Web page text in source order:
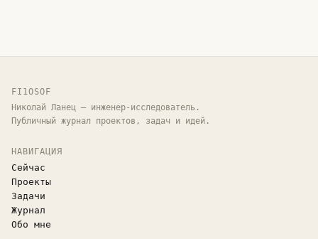
FI1OSOF
Николай Ланец — инженер-исследователь.
Публичный журнал проектов, задач и идей.
НАВИГАЦИЯ
Сейчас
Проекты
Задачи
Журнал
Обо мне